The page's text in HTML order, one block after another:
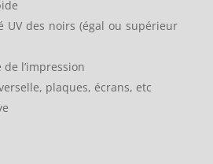
UV des noirs (égal ou supérieur
l’impression
plaques, écrans, etc